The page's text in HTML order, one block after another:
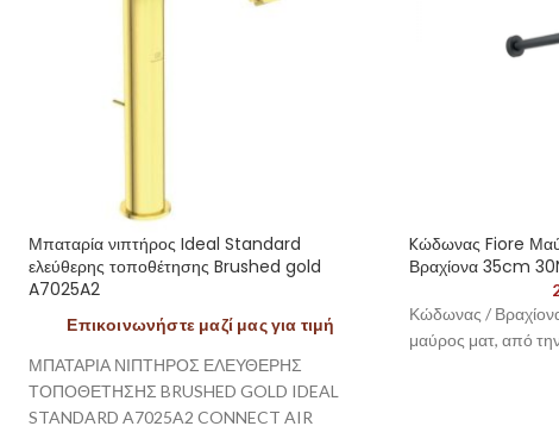
Μπαταρία νιπτήρος Ideal Standard
ελεύθερης τοποθέτησης Brushed gold
A7025A2
Επικοινωνήστε μαζί μας για τιμή
ΜΠΑΤΑΡΙΑ ΝΙΠΤΗΡΟΣ ΕΛΕΥΘΕΡΗΣ
ΤΟΠΟΘΕΤΗΣΗΣ BRUSHED GOLD IDEAL
STANDARD A7025A2 CONNECT AIR
Kώδωνας Fiore
Βραχίονα 35cm
Κώδωνας /
μαύρος ματ, από